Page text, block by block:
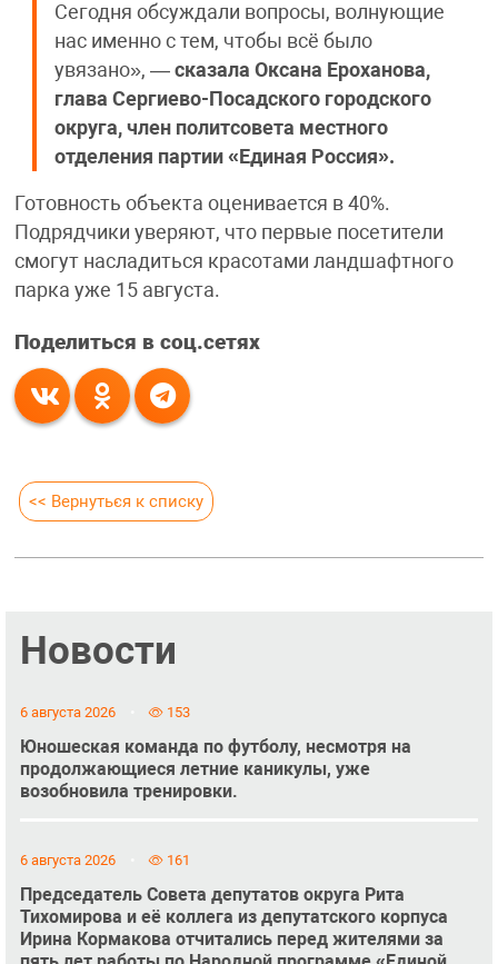
Сегодня обсуждали вопросы, волнующие
нас именно с тем, чтобы всё было
увязано», —сказала Оксана Ероханова,
глава Сергиево-Посадского городского
округа, член политсовета местного
отделения партии «Единая Россия».
Готовность объекта оценивается в 40%.
Подрядчики уверяют, что первые посетители
смогут насладиться красотами ландшафтного
парка уже 15 августа.
Поделиться в соц.сетях
<< Вернуться к списку
Новости
6 августа 2026 153
Юношеская команда по футболу, несмотря на
продолжающиеся летние каникулы, уже
возобновила тренировки.
6 августа 2026 161
Председатель Совета депутатов округа Рита
Тихомирова и её коллега из депутатского корпуса
Ирина Кормакова отчитались перед жителями за